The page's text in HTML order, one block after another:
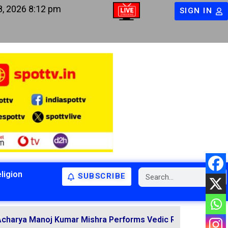
2026 8:12 pm SIGN IN
SUBSCRIBE
Kumar Mishra Performs Vedic Rituals for the
LATEST NEWS
NATIONAL
RELIGION